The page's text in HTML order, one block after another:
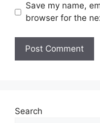
Save my name,
browser for the
Search